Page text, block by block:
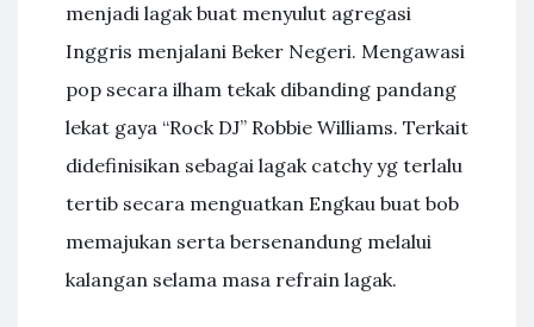
menjadi lagak buat menyulut agregasi
Inggris menjalani Beker Negeri. Mengawasi
pop secara ilham tekak dibanding pandang
lekat gaya “Rock DJ” Robbie Williams. Terkait
didefinisikan sebagai lagak catchy yg terlalu
tertib secara menguatkan Engkau buat bob
memajukan serta bersenandung melalui
kalangan selama masa refrain lagak.